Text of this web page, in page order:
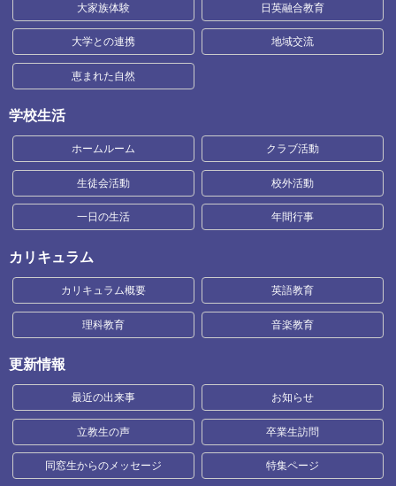
大家族体験 日英融合教育
大学との連携 地域交流
恵まれた自然
学校生活
ホームルーム クラブ活動
生徒会活動 校外活動
一日の生活 年間行事
カリキュラム
カリキュラム概要 英語教育
理科教育 音楽教育
更新情報
最近の出来事 お知らせ
立教生の声 卒業生訪問
同窓生からのメッセージ 特集ページ